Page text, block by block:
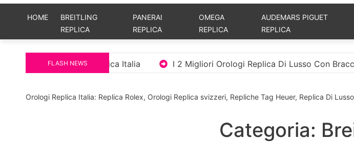
HOME
BREITLING
REPLICA
PANERAI
REPLICA
OMEGA
REPLICA
AUDEMARS PIGUET
REPLICA
FLASH NEWS
I 2 Migliori Orologi Replica Di Lusso Con Bracciale Integrato Online La
Orologi Replica Italia: Replica Rolex, Orologi Replica svizzeri, Repliche Tag Heuer, Replica Di
Categoria: